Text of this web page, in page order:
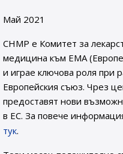
Май 2021
CHMP е Комитет за
медицина към EMA
и играе ключова роля при
Европейския съюз. Чрез
предоставят нови
в ЕС. За повече
тук.